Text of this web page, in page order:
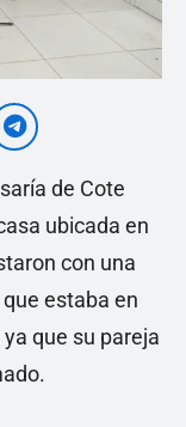
de Cote
ubicada en
con una
estaba en
que su pareja